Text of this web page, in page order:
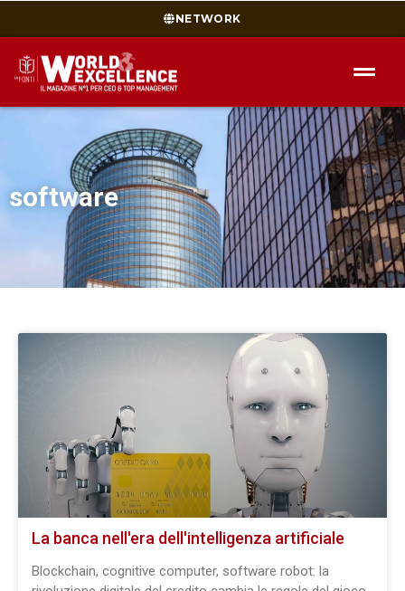
NETWORK
software
La banca nell'era dell'intelligenza artificiale
Blockchain, cognitive computer, software robot: la